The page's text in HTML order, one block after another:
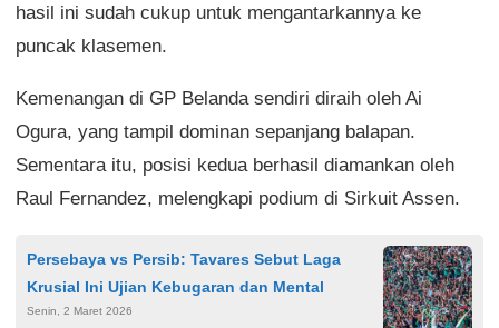
hasil ini sudah cukup untuk mengantarkannya ke
puncak klasemen.
Kemenangan di GP Belanda sendiri diraih oleh Ai
Ogura, yang tampil dominan sepanjang balapan.
Sementara itu, posisi kedua berhasil diamankan oleh
Raul Fernandez, melengkapi podium di Sirkuit Assen.
Persebaya vs Persib: Tavares Sebut Laga
Krusial Ini Ujian Kebugaran dan Mental
Senin, 2 Maret 2026